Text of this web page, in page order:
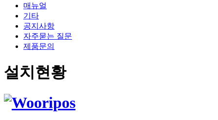
매뉴얼
기타
공지사항
자주묻는 질문
제품문의
설치현황